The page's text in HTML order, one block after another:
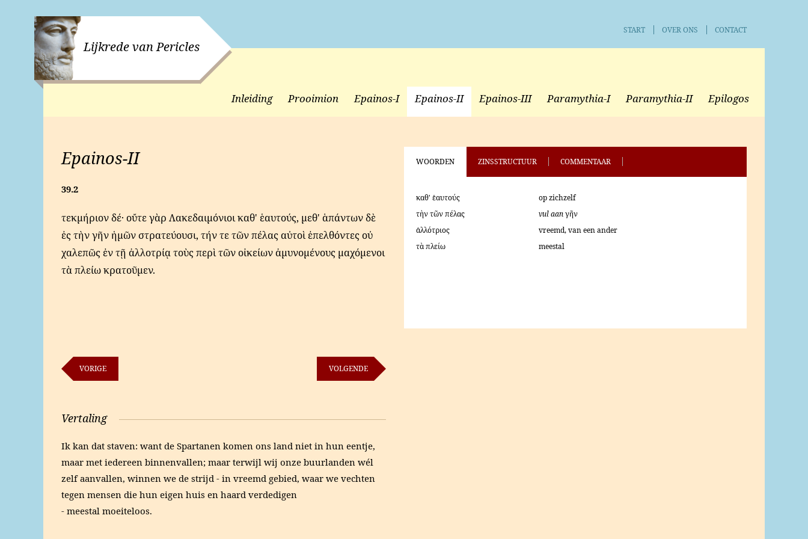
Lijkrede van Pericles
START OVER ONS CONTACT
Inleiding Prooimion Epainos-I Epainos-II Epainos-III Paramythia-I Paramythia-II Epilogos
Epainos-II
39.2
τεκμήριον δέ· οὔτε γὰρ Λακεδαιμόνιοι καθ' ἑαυτούς, μεθ' ἁπάντων δὲ
ἐς τὴν γῆν ἡμῶν στρατεύουσι, τήν τε τῶν πέλας αὐτοὶ ἐπελθόντες οὐ
χαλεπῶς ἐν τῇ ἀλλοτρίᾳ τοὺς περὶ τῶν οἰκείων ἀμυνομένους μαχόμενοι
τὰ πλείω κρατοῦμεν.
VORIGE VOLGENDE
Vertaling
Ik kan dat staven: want de Spartanen komen ons land niet in hun eentje,
maar met iedereen binnenvallen; maar terwijl wij onze buurlanden wél
zelf aanvallen, winnen we de strijd - in vreemd gebied, waar we vechten
tegen mensen die hun eigen huis en haard verdedigen
- meestal moeiteloos.
WOORDEN ZINSSTRUCTUUR COMMENTAAR
καθ' ἑαυτούς
τὴν τῶν πέλας
ἀλλότριος
τὰ πλείω
op zichzelf
vul aanγῆν
vreemd, van een ander
meestal